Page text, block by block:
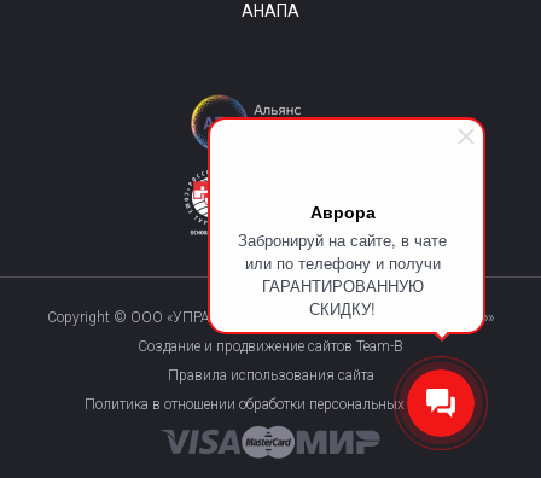
Аврора
Забронируй на сайте, в чате
или по телефону и получи
ГАРАНТИРОВАННУЮ
СКИДКУ!
АНАПА
Copyright © ООО «УПРАВЛЯЮЩАЯ КОМПАНИЯ «КУРОРТМАКС»»
Создание и продвижение сайтов Team-B
Правила использования сайта
Политика в отношении обработки персональных данных